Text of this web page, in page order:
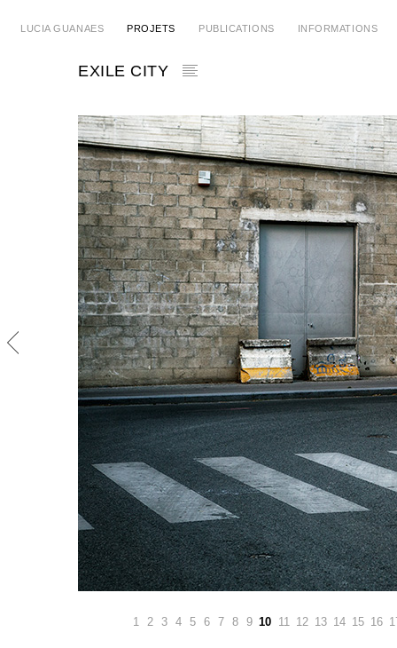
LUCIA GUANAES PROJETS PUBLICATIONS INFORMATIONS
EXILE CITY
1 2 3 4 5 6 7 8 9 10 11 12 13 14 15 16